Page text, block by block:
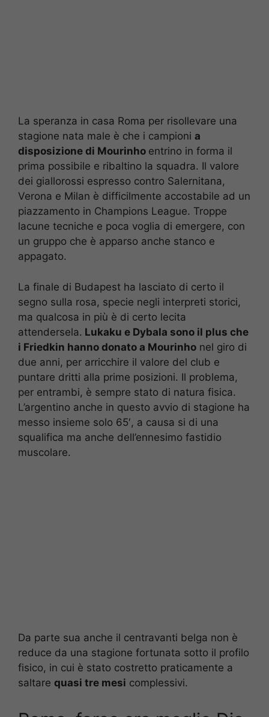
La speranza in casa Roma per risollevare una
stagione nata male è che i campioni a
disposizione di Mourinho entrino in forma il
prima possibile e ribaltino la squadra. Il valore
dei giallorossi espresso contro Salernitana,
Verona e Milan è difficilmente accostabile ad un
piazzamento in Champions League. Troppe
lacune tecniche e poca voglia di emergere, con
un gruppo che è apparso anche stanco e
appagato.
La finale di Budapest ha lasciato di certo il
segno sulla rosa, specie negli interpreti storici,
ma qualcosa in più è di certo lecita
attendersela. Lukaku e Dybala sono il plus che
i Friedkin hanno donato a Mourinho nel giro di
due anni, per arricchire il valore del club e
puntare dritti alla prime posizioni. Il problema,
per entrambi, è sempre stato di natura fisica.
L’argentino anche in questo avvio di stagione ha
messo insieme solo 65′, a causa si di una
squalifica ma anche dell’ennesimo fastidio
muscolare.
Da parte sua anche il centravanti belga non è
reduce da una stagione fortunata sotto il profilo
fisico, in cui è stato costretto praticamente a
saltare quasi tre mesi complessivi.